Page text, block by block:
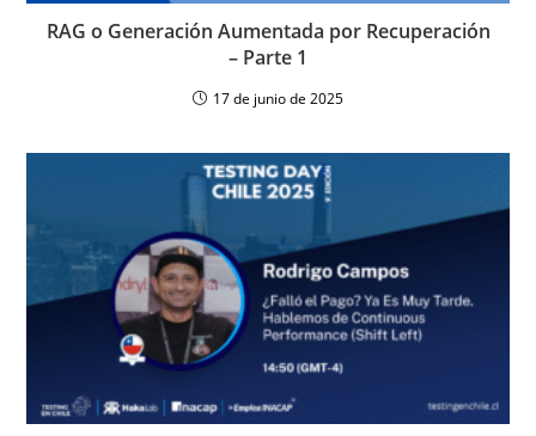
RAG o Generación Aumentada por Recuperación
– Parte 1
17 de junio de 2025